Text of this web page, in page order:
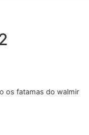
os fatamas do walmir